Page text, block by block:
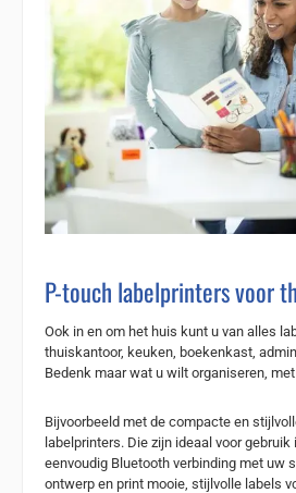
P-touch labelprinters voor
Ook in en om het huis kunt u van alles
thuiskantoor, keuken, boekenkast,
Bedenk maar wat u wilt organiseren,
Bijvoorbeeld met de compacte en
labelprinters. Die zijn ideaal voor
eenvoudig Bluetooth verbinding met uw
ontwerp en print mooie, stijlvolle labels